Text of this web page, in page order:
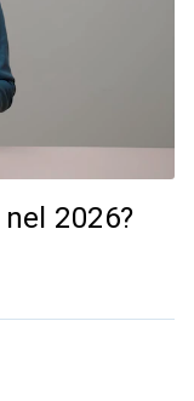
2026?